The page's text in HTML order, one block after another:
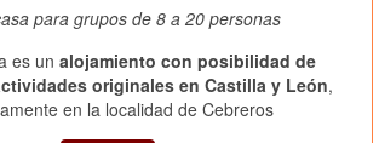
para grupos de 8 a 20 personas
es un alojamiento con posibilidad de
originales en Castilla y León,
en la localidad de Cebreros